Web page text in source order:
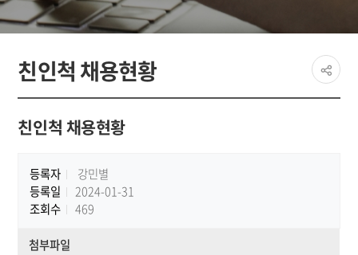
친인척 채용현황
페이지
공유
share
친인척 채용현황
등록자
강민별
등록일
2024-01-31
조회수
469
첨부파일